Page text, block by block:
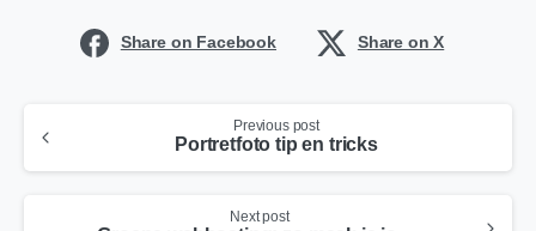
Share on Facebook Share on X
Previous post
Portretfoto tip en tricks
Next post